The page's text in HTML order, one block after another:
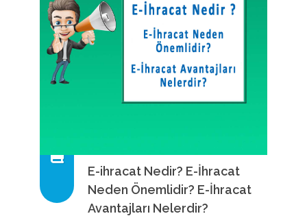
E-ihracat Nedir? E-İhracat
Neden Önemlidir? E-İhracat
Avantajları Nelerdir?